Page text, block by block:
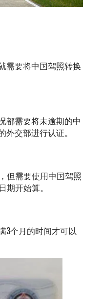
需要将中国驾照转换
都需要将未逾期的中
交部进行认证。
但需要使用中国驾照
开始算。
3个月的时间才可以